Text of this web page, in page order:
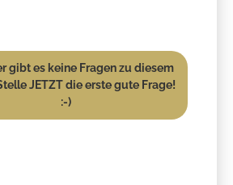
gibt es keine Fragen zu diesem
JETZT die erste gute Frage!
:-)